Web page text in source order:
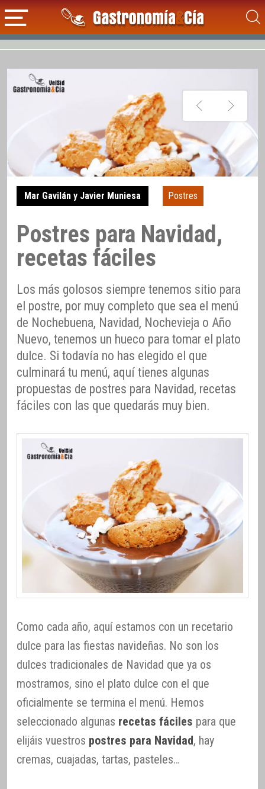
Mar Gavilán y Javier Muniesa Postres
Postres para Navidad,
recetas fáciles
Los más golosos siempre tenemos sitio para
el postre, por muy completo que sea el menú
de Nochebuena, Navidad, Nochevieja o Año
Nuevo, tenemos un hueco para tomar el plato
dulce. Si todavía no has elegido el que
culminará tu menú, aquí tienes algunas
propuestas de postres para Navidad, recetas
fáciles con las que quedarás muy bien.
Como cada año, aquí estamos con un recetario
dulce para las fiestas navideñas. No son los
dulces tradicionales de Navidad que ya os
mostramos, sino el plato dulce con el que
oficialmente se termina el menú. Hemos
seleccionado algunas recetas fáciles para que
elijáis vuestros postres para Navidad, hay
cremas, cuajadas, tartas, pasteles…